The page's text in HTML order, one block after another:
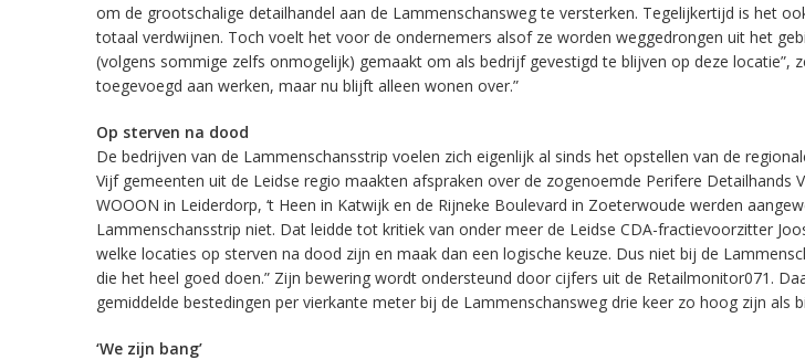
om de grootschalige detailhandel aan de Lammenschansweg te versterken. Tegelijkertijd is het
totaal verdwijnen. Toch voelt het voor de ondernemers alsof ze worden weggedrongen uit het
(volgens sommige zelfs onmogelijk) gemaakt om als bedrijf gevestigd te blijven op deze locatie”,
toegevoegd aan werken, maar nu blijft alleen wonen over.”
Op sterven na dood
De bedrijven van de Lammenschansstrip voelen zich eigenlijk al sinds het opstellen van de
Vijf gemeenten uit de Leidse regio maakten afspraken over de zogenoemde Perifere Detailhands
WOOON in Leiderdorp, ‘t Heen in Katwijk en de Rijneke Boulevard in Zoeterwoude werden
Lammenschansstrip niet. Dat leidde tot kritiek van onder meer de Leidse CDA-fractievoorzitter
welke locaties op sterven na dood zijn en maak dan een logische keuze. Dus niet bij de
die het heel goed doen.” Zijn bewering wordt ondersteund door cijfers uit de Retailmonitor071.
gemiddelde bestedingen per vierkante meter bij de Lammenschansweg drie keer zo hoog zijn als
‘We zijn bang’